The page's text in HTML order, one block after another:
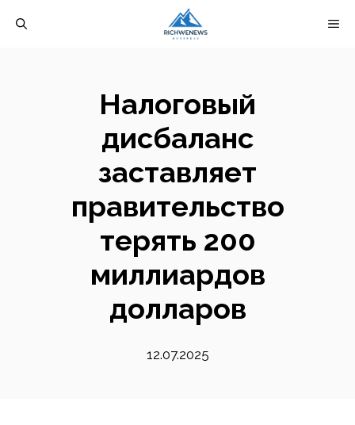
Налоговый
дисбаланс
заставляет
правительство
терять 200
миллиардов
долларов
12.07.2025